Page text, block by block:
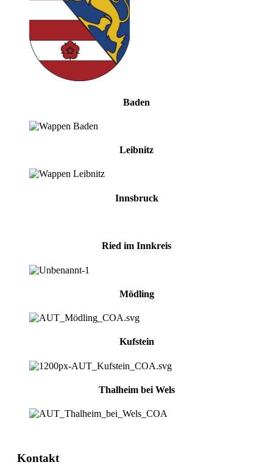
Baden
Leibnitz
Innsbruck
Ried im Innkreis
Mödling
Kufstein
Thalheim bei Wels
Kontakt